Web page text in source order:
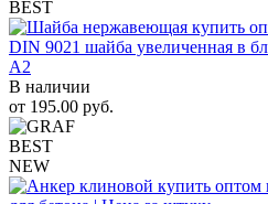
BEST
DIN 9021 шайба увеличенная в
A2
В наличии
от 195.00 руб.
BEST
NEW